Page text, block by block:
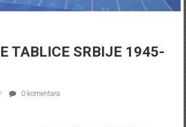
TABLICE SRBIJE 1945-
0 komentara